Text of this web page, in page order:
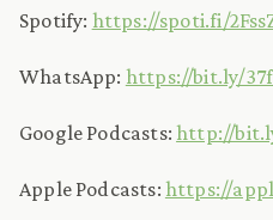
Spotify: https://spoti.fi/
WhatsApp: https://bit.ly/
Google Podcasts:http://
Apple Podcasts: https://